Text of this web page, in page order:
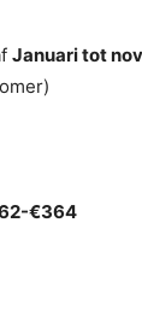
Januari tot
€364